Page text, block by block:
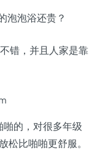
泡泡浴还贵？
错，并且人家是靠
的，对很多年级
松比啪啪更舒服。